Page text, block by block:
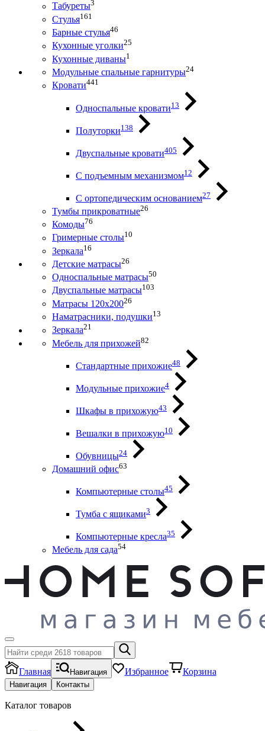
Табуреты3
Стулья161
Барные стулья46
Кухонные уголки25
Кухонные диваны1
Модульные спальные гарнитуры24
Кровати441
Односпальные кровати13
Полуторки138
Двуспальные кровати405
С подъемным механизмом12
С ортопедическим основанием27
Тумбы прикроватные26
Комоды76
Гримерные столы10
Зеркала16
Детские матрасы26
Односпальные матрасы50
Двуспальные матрасы103
Матрасы 120х20026
Наматрасники, подушки13
Зеркала21
Мебель для прихожей82
Стандартные прихожие48
Модульные прихожие4
Шкафы в прихожую43
Вешалки в прихожую10
Обувницы24
Домашний офис63
Компьютерные столы45
Тумба с ящиками3
Компьютерные кресла35
Мебель для сада54
Главная Навигация Избранное Корзина
Навигация Контакты
Каталог товаров